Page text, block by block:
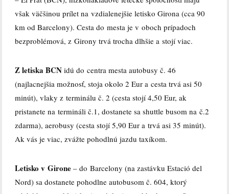
však väčšinou prílet na vzdialenejšie letisko Girona (cca 90
km od Barcelony). Cesta do mesta je v oboch prípadoch
bezproblémová, z Girony trvá trocha dlhšie a stojí viac.
Z letiska BCN idú do centra mesta autobusy č. 46
(najlacnejšia možnosť, stoja okolo 2 Eur a cesta trvá asi 50
minút), vlaky z terminálu č. 2 (cesta stojí 4,50 Eur, ak
pristanete na termináli č.1, dostanete sa shuttle busom na č.2
zdarma), aerobusy (cesta stojí 5,90 Eur a trvá asi 35 minút).
Ak vás je viac, zvážte pohodlnú jazdu taxíkom.
Letisko v Girone – do Barcelony (na zastávku Estació del
Nord) sa dostanete pohodlne autobusom č. 604, ktorý